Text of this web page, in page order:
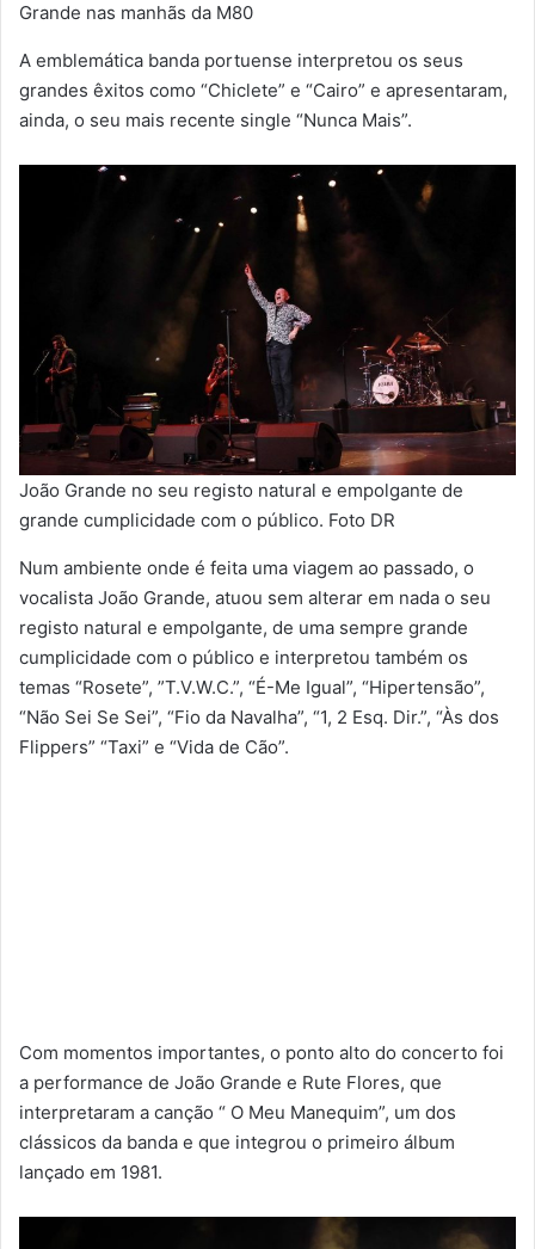
Grande nas manhãs da M80
A emblemática banda portuense interpretou os seus
grandes êxitos como “Chiclete” e “Cairo” e apresentaram,
ainda, o seu mais recente single “Nunca Mais”.
João Grande no seu registo natural e empolgante de
grande cumplicidade com o público. Foto DR
Num ambiente onde é feita uma viagem ao passado, o
vocalista João Grande, atuou sem alterar em nada o seu
registo natural e empolgante, de uma sempre grande
cumplicidade com o público e interpretou também os
temas “Rosete”, ”T.V.W.C.”, “É-Me Igual”, “Hipertensão”,
“Não Sei Se Sei”, “Fio da Navalha”, “1, 2 Esq. Dir.”, “Às dos
Flippers” “Taxi” e “Vida de Cão”.
Com momentos importantes, o ponto alto do concerto foi
a performance de João Grande e Rute Flores, que
interpretaram a canção “ O Meu Manequim”, um dos
clássicos da banda e que integrou o primeiro álbum
lançado em 1981.